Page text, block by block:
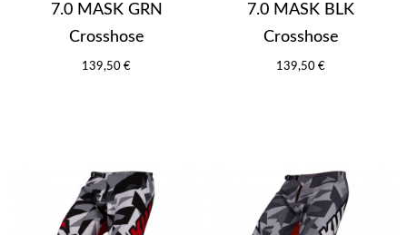
7.0 MASK GRN
Crosshose
139,50 €
7.0 MASK BLK
Crosshose
139,50 €